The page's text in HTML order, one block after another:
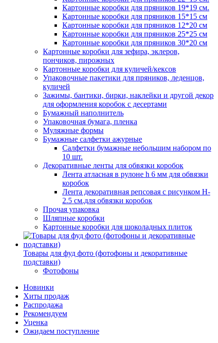
Картонные коробки для пряников 19*19 см.
Картонные коробки для пряников 15*15 см
Картонные коробки для пряников 12*20 см
Картонные коробки для пряников 25*25 см
Картонные коробки для пряников 30*20 см
Картонные коробки для зефира, эклеров,
пончиков, пирожных
Картонные коробки для куличей/кексов
Упаковочные пакетики для пряников, леденцов,
куличей
Зажимы, бантики, бирки, наклейки и другой декор
для оформления коробок с десертами
Бумажный наполнитель
Упаковочная бумага, пленка
Муляжные формы
Бумажные салфетки ажурные
Салфетки бумажные небольшим набором по
10 шт.
Декоративные ленты для обвязки коробок
Лента атласная в рулоне h 6 мм для обвязки
коробок
Лента декоративная репсовая с рисунком H-
2.5 см.для обвязки коробок
Прочая упаковка
Шляпные коробки
Картонные коробки для шоколадных плиток
Товары для фуд фото (фотофоны и декоративные
подставки)
Фотофоны
Новинки
Хиты продаж
Распродажа
Рекомендуем
Уценка
Ожидаем поступление